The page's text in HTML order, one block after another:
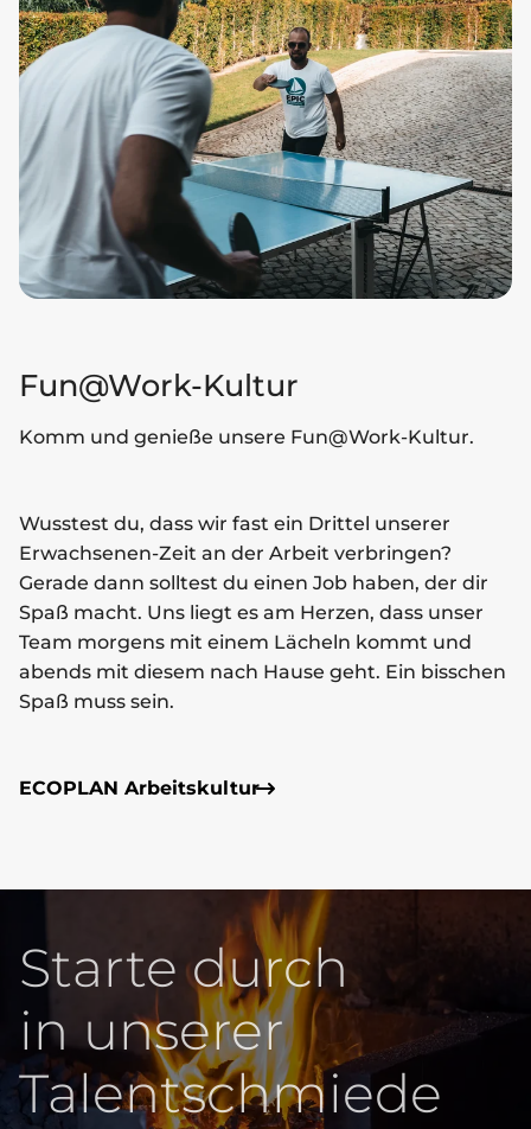
Fun@Work-Kultur
Komm und genieße unsere Fun@Work-Kultur.
Wusstest du, dass wir fast ein Drittel unserer
Erwachsenen-Zeit an der Arbeit verbringen?
Gerade dann solltest du einen Job haben, der dir
Spaß macht. Uns liegt es am Herzen, dass unser
Team morgens mit einem Lächeln kommt und
abends mit diesem nach Hause geht. Ein bisschen
Spaß muss sein.
ECOPLAN Arbeitskultur
Starte durch
in unserer
Talentschmiede